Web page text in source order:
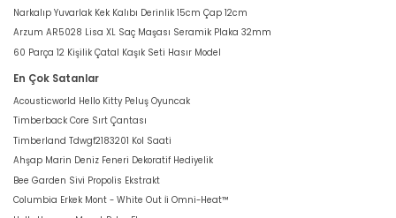
Narkalıp Yuvarlak Kek Kalıbı Derinlik 15cm Çap 12cm
Arzum AR5028 Lisa XL Saç Maşası Seramik Plaka 32mm
60 Parça 12 Kişilik Çatal Kaşık Seti Hasır Model
En Çok Satanlar
Acousticworld Hello Kitty Peluş Oyuncak
Timberback Core Sırt Çantası
Timberland Tdwgf2183201 Kol Saati
Ahşap Marin Deniz Feneri Dekoratif Hediyelik
Bee Garden Sivi Propolis Ekstrakt
Columbia Erkek Mont - White Out İi Omni-Heat™